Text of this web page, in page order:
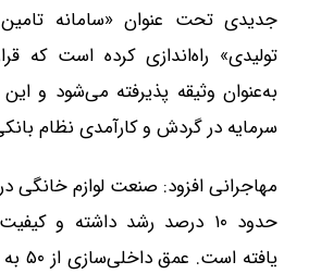
جدیدی تحت عنوان «سامانه
تولیدی» راه‌اندازی کرده است که
به‌عنوان وثیقه پذیرفته می‌شود و
سرمایه در گردش و کارآمدی نظام
مهاجرانی افزود: صنعت لوازم
حدود ۱۰ درصد رشد داشته و